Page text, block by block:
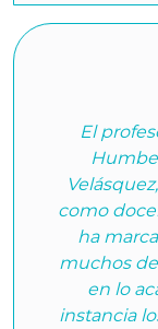
El
como
ha
muchos
en lo
instancia